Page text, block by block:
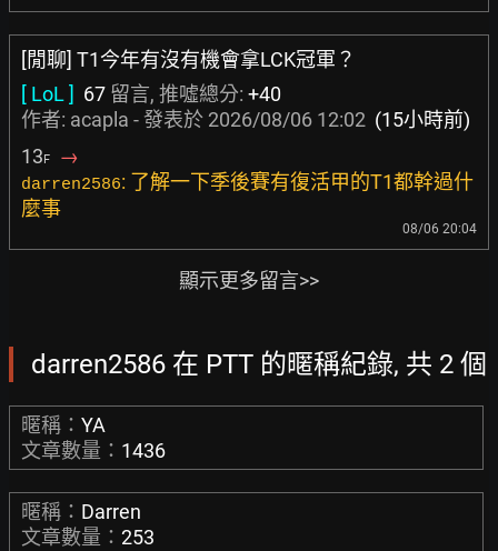
[閒聊] T1今年有沒有機會拿LCK冠軍？
[ LoL ] 67 留言, 推噓總分: +40
作者: acapla - 發表於 2026/08/06 12:02 (15小時前)
13F →
darren2586: 了解一下季後賽有復活甲的T1都幹過什
麼事
08/06 20:04
顯示更多留言>>
darren2586 在 PTT 的暱稱紀錄, 共 2 個
暱稱： YA
文章數量： 1436
暱稱： Darren
文章數量： 253